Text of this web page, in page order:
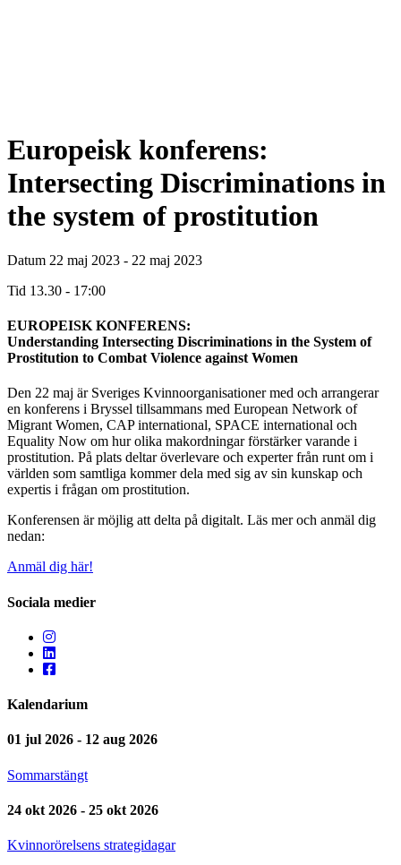
Europeisk konferens:
Intersecting Discriminations in
the system of prostitution
Datum 22 maj 2023 - 22 maj 2023
Tid 13.30 - 17:00
EUROPEISK KONFERENS:
Understanding Intersecting Discriminations in the System of
Prostitution to Combat Violence against Women
Den 22 maj är Sveriges Kvinnoorganisationer med och arrangerar
en konferens i Bryssel tillsammans med European Network of
Migrant Women, CAP international, SPACE international och
Equality Now om hur olika makordningar förstärker varande i
prostitution. På plats deltar överlevare och experter från runt om i
världen som samtliga kommer dela med sig av sin kunskap och
expertis i frågan om prostitution.
Konferensen är möjlig att delta på digitalt. Läs mer och anmäl dig
nedan:
Anmäl dig här!
Sociala medier
Kalendarium
01 jul 2026 - 12 aug 2026
Sommarstängt
24 okt 2026 - 25 okt 2026
Kvinnorörelsens strategidagar